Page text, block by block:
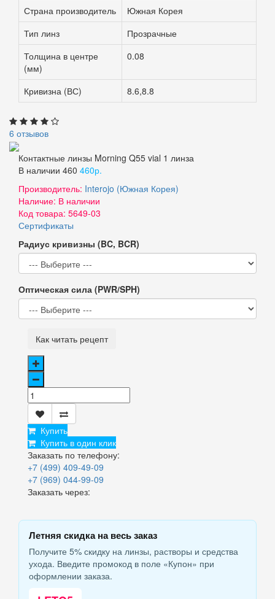
Страна производитель
Южная Корея
Тип линз
Прозрачные
Толщина в центре
(мм)
0.08
Кривизна (ВС) 8.6,8.8
6 отзывов
Контактные линзы Morning Q55 vial 1 линза
В наличии 460 460р.
Производитель: Interojo (Южная Корея)
Наличие: В наличии
Код товара: 5649-03
Сертификаты
Радиус кривизны (BC, BCR)
Оптическая сила (PWR/SPH)
Как читать рецепт
Купить
Купить в один клик
Заказать по телефону:
+7 (499) 409-49-09
+7 (969) 044-99-09
Заказать через:
Летняя скидка на весь заказ
Получите 5% скидку на линзы, растворы и средства
ухода. Введите промокод в поле «Купон» при
оформлении заказа.